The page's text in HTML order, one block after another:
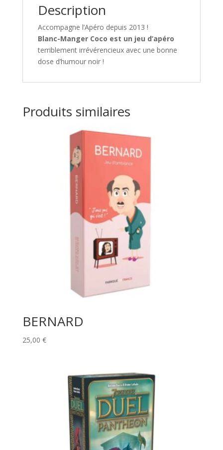
Description
Accompagne l’Apéro depuis 2013 !
Blanc-Manger Coco est un jeu d’apéro
terriblement irrévérencieux avec une bonne
dose d’humour noir !
Produits similaires
BERNARD
25,00 €